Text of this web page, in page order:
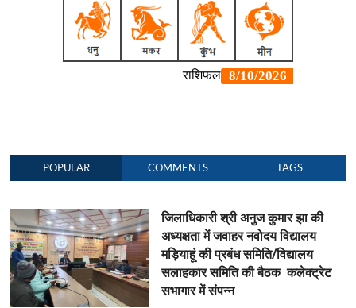
POPULAR COMMENTS TAGS
जिलाधिकारी श्री अनुज कुमार झा की
अध्यक्षता में जवाहर नवोदय विद्यालय
मड़ियाहूं की प्रबंध समिति/विद्यालय
सलाहकार समिति की बैठक कलेक्ट्रेट
सभागार में संपन्न